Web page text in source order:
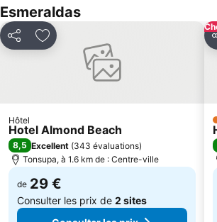
Esmeraldas
PartagerAjouter à mes favoris
Hôtel
Hotel Almond Beach
8,5 Excellent (343 évaluations)
Tonsupa, à 1.6 km de : Centre-ville
de 29 €
Consulter les prix de 2 sites